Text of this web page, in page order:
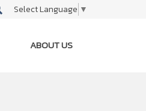
Select Language ▼
ABOUT US